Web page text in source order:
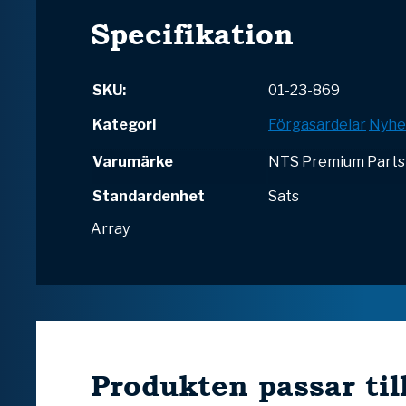
Specifikation
SKU:
01-23-869
Kategori
Förgasardelar
Varumärke
NTS Premium Parts
Standardenhet
Sats
Array
Produkten passar